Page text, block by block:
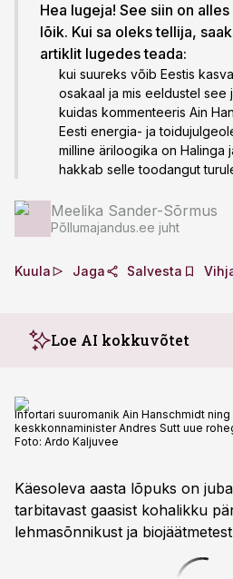
Hea lugeja! See siin on
lõik. Kui sa oleks tellija,
artiklit lugedes teada:
kui suureks võib Eestis
osakaal ja mis eeldustel see
kuidas kommenteeris Ain
Eesti energia- ja
milline äriloogika on Halinga
hakkab selle toodangut
Meelika Sander-Sõrmus
Põllumajandus.ee juht
Kuula Jaga Salvesta
Loe AI kokkuvõtet
Infortari suuromanik Ain Hanschmidt
keskkonnaminister Andres Sutt uue
Foto: Ardo Kaljuvee
Käesoleva aasta lõpuks on
tarbitavast gaasist kohalikku
lehmasõnnikust ja